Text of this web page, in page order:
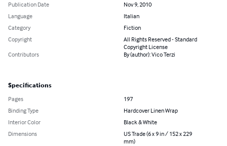
Publication Date
Nov 9, 2010
Language
Italian
Category
Fiction
Copyright
All Rights Reserved - Standard
Copyright License
Contributors
By (author): Vico Terzi
Specifications
Pages
197
Binding Type
Hardcover Linen Wrap
Interior Color
Black & White
Dimensions
US Trade (6 x 9 in / 152 x 229
mm)